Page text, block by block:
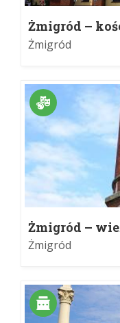
Żmigród –
Żmigród
Żmigród –
Żmigród